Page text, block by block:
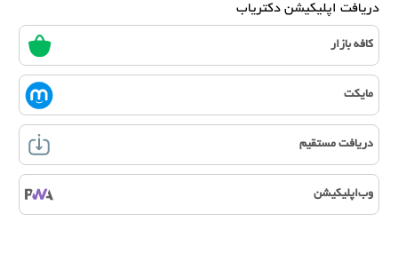
دریافت اپلیکیشن دکتریاب
کافه بازار
مایکت
دریافت مستقیم
وب‌اپلیکیشن